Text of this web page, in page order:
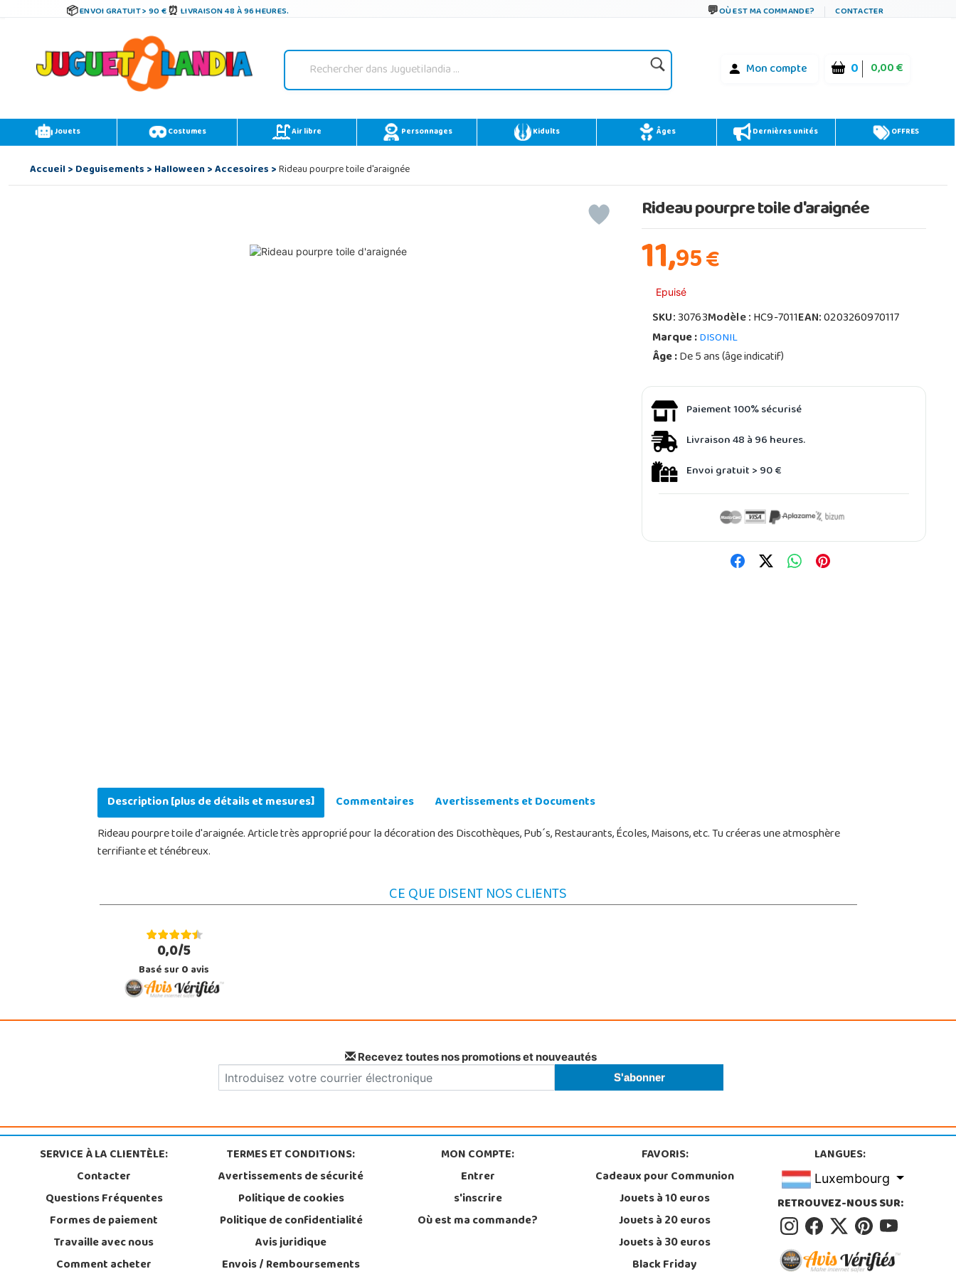
ENVOI GRATUIT > 90 € LIVRAISON 48 À 96 HEURES. OÙ EST MA COMMANDE? CONTACTER
Mon compte 0 0,00 €
Jouets Costumes Air libre Personnages Kidults Âges Dernières unités OFFRES
Accueil>Deguisements>Halloween>Accesoires>Rideau pourpre toile d'araignée
Rideau pourpre toile d'araignée
11,95€
Epuisé
SKU:30763Modèle :HC9-7011EAN:0203260970117
Marque :DISONIL
Âge :De 5 ans (âge indicatif)
Paiement 100% sécurisé
Livraison 48 à 96 heures.
Envoi gratuit > 90 €
Description [plus de détails et mesures] Commentaires
Avertissements et Documents
Rideau pourpre toile d'araignée. Article très approprié pour la décoration des Discothèques, Pub´s, Restaurants, Écoles, Maisons, etc. Tu créeras une atmosphère
terrifiante et ténébreux.
CE QUE DISENT NOS CLIENTS
0,0/5
Basé sur0avis
Recevez toutes nos promotions et nouveautés
SERVICE À LA CLIENTÈLE:
Contacter
Questions Fréquentes
Formes de paiement
Travaille avec nous
Comment acheter
TERMES ET CONDITIONS:
Avertissements de sécurité
Politique de cookies
Politique de confidentialité
Avis juridique
Envois / Remboursements
MON COMPTE:
Entrer
s'inscrire
Où est ma commande?
FAVORIS:
Cadeaux pour Communion
Jouets à 10 euros
Jouets à 20 euros
Jouets à 30 euros
Black Friday
LANGUES:
Luxembourg
RETROUVEZ-NOUS SUR: